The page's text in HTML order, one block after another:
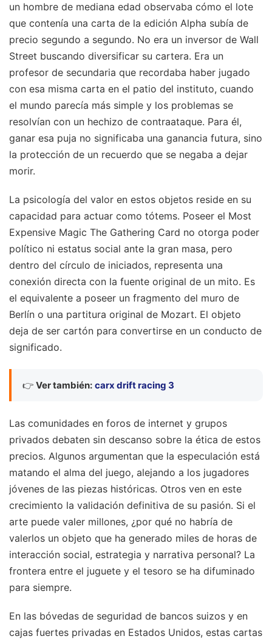
un hombre de mediana edad observaba cómo el lote
que contenía una carta de la edición Alpha subía de
precio segundo a segundo. No era un inversor de Wall
Street buscando diversificar su cartera. Era un
profesor de secundaria que recordaba haber jugado
con esa misma carta en el patio del instituto, cuando
el mundo parecía más simple y los problemas se
resolvían con un hechizo de contraataque. Para él,
ganar esa puja no significaba una ganancia futura, sino
la protección de un recuerdo que se negaba a dejar
morir.
La psicología del valor en estos objetos reside en su
capacidad para actuar como tótems. Poseer el Most
Expensive Magic The Gathering Card no otorga poder
político ni estatus social ante la gran masa, pero
dentro del círculo de iniciados, representa una
conexión directa con la fuente original de un mito. Es
el equivalente a poseer un fragmento del muro de
Berlín o una partitura original de Mozart. El objeto
deja de ser cartón para convertirse en un conducto de
significado.
👉 Ver también: carx drift racing 3
Las comunidades en foros de internet y grupos
privados debaten sin descanso sobre la ética de estos
precios. Algunos argumentan que la especulación está
matando el alma del juego, alejando a los jugadores
jóvenes de las piezas históricas. Otros ven en este
crecimiento la validación definitiva de su pasión. Si el
arte puede valer millones, ¿por qué no habría de
valerlos un objeto que ha generado miles de horas de
interacción social, estrategia y narrativa personal? La
frontera entre el juguete y el tesoro se ha difuminado
para siempre.
En las bóvedas de seguridad de bancos suizos y en
cajas fuertes privadas en Estados Unidos, estas cartas